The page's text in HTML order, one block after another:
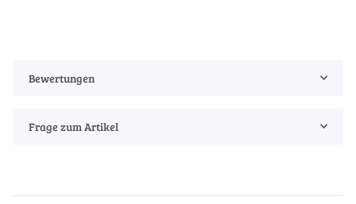
Bewertungen
Frage zum Artikel